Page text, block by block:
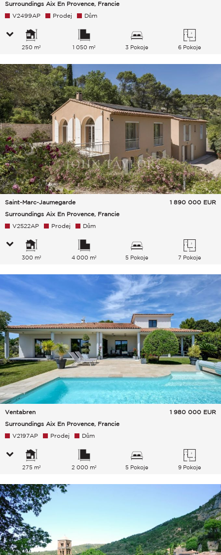
Surroundings Aix En Provence, Francie
V2499AP Prodej Dům
250 m² 1 050 m² 3 Pokoje 6 Pokoje
Saint-Marc-Jaumegarde
Surroundings Aix En Provence, Francie
1 890 000 EUR
V2522AP Prodej Dům
300 m² 4 000 m² 5 Pokoje 7 Pokoje
Ventabren
Surroundings Aix En Provence, Francie
1 980 000 EUR
V2197AP Prodej Dům
275 m² 2 000 m² 5 Pokoje 9 Pokoje